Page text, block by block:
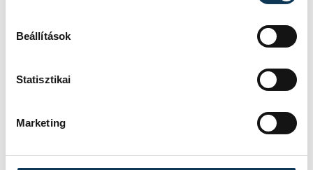
Beállítások
Statisztikai
Marketing